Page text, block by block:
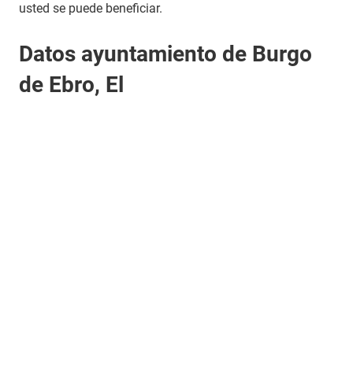
usted se puede beneficiar.
Datos ayuntamiento de Burgo
de Ebro, El